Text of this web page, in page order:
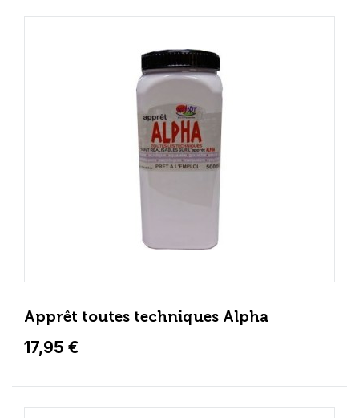
Apprêt toutes techniques Alpha
17,95 €